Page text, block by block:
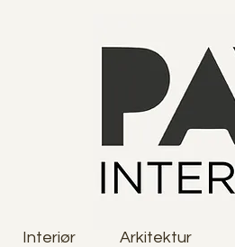
Interiør Arkitektur